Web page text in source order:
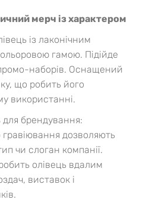
мерч із характером
із лаконічним
гамою. Підійде
наборів. Оснащений
що робить його
використанні.
для брендування:
дозволяють
чи слоган компанії.
олівець вдалим
виставок і